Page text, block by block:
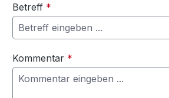
Betreff *
Kommentar *